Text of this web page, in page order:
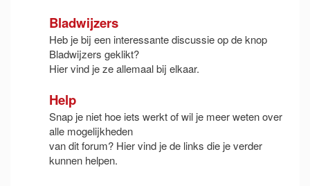
Bladwijzers
Heb je bij een interessante discussie op de knop
Bladwijzers geklikt?
Hier vind je ze allemaal bij elkaar.
Help
Snap je niet hoe iets werkt of wil je meer weten over
alle mogelijkheden
van dit forum? Hier vind je de links die je verder
kunnen helpen.